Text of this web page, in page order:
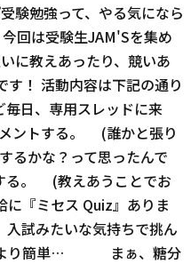
験勉強って、やる気になら
回は受験生JAM'Sを集め
に教えあったり、競いあ
す！ 活動内容は下記の通り
日、専用スレッドに来
ントする。 (誰かと張り
るかな？って思ったんで
る。 (教えあうことでお
『ミセス Quiz』ありま
試みたいな気持ちで挑ん
り簡単… まぁ、糖分